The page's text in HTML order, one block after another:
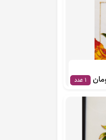
1 عدد